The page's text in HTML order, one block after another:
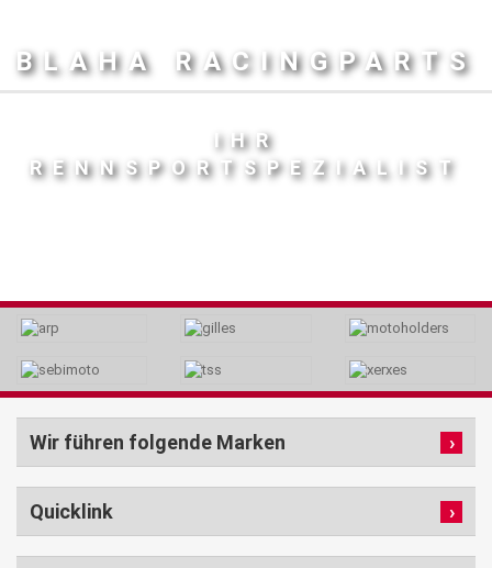
BLAHA RACINGPARTS
IHR
RENNSPORTSPEZIALIST
Wir führen folgende Marken
Quicklink